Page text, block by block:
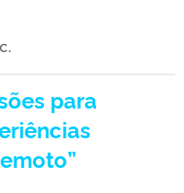
.
para